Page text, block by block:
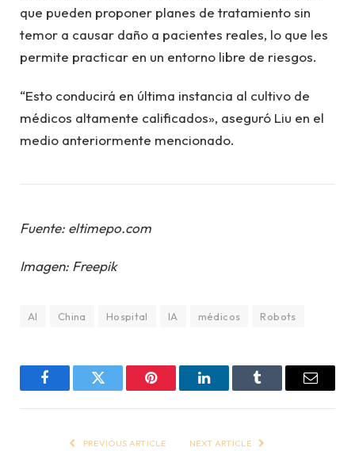
que pueden proponer planes de tratamiento sin
temor a causar daño a pacientes reales, lo que les
permite practicar en un entorno libre de riesgos.
“Esto conducirá en última instancia al cultivo de
médicos altamente calificados», aseguró Liu en el
medio anteriormente mencionado.
Fuente: eltimepo.com
Imagen: Freepik
AI China Hospital IA médicos Robots
FacebookTwitter Pinterest LinkedInTumblr Email
PREVIOUS ARTICLE NEXT ARTICLE